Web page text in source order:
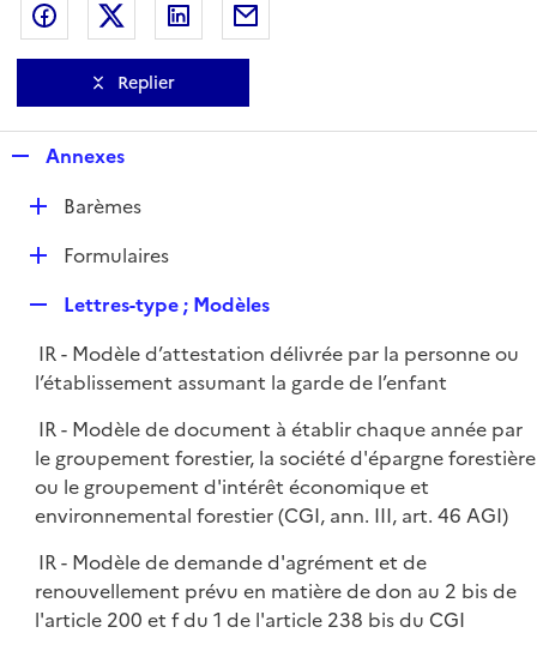
Partager sur Facebook
Partager sur Twitter
Partager sur LinkedIn
Replier
p
l
i
e
Annexes
D
e
r
Barèmes
D
l
i
e
r
Formulaires
p
l
i
r
Lettres-type ; Modèles
IR - Modèle d’attestation délivrée par la personne ou
l’établissement assumant la garde de l’enfant
IR - Modèle de document à établir chaque année par
le groupement forestier, la société d'épargne forestière
ou le groupement d'intérêt économique et
environnemental forestier (CGI, ann. III, art. 46 AGI)
IR - Modèle de demande d'agrément et de
renouvellement prévu en matière de don au 2 bis de
l'article 200 et f du 1 de l'article 238 bis du CGI